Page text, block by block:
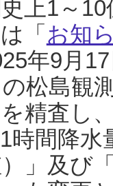
上1～
「 お知
年9月17
松島観
精査し
1時間降
」及び